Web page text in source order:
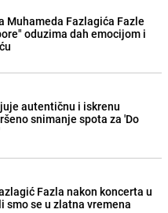
Muhameda Fazlagića Fazle
oduzima dah emocijom i
autentičnu i iskrenu
snimanje spota za 'Do
Fazla nakon koncerta u
smo se u zlatna vremena